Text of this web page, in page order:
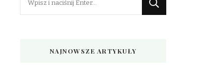
NAJNOWSZE ARTYKUŁY